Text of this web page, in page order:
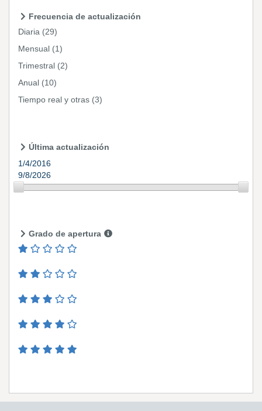
Frecuencia de actualización
Diaria (29)
Mensual (1)
Trimestral (2)
Anual (10)
Tiempo real y otras (3)
Última actualización
1/4/2016
9/8/2026
Grado de apertura